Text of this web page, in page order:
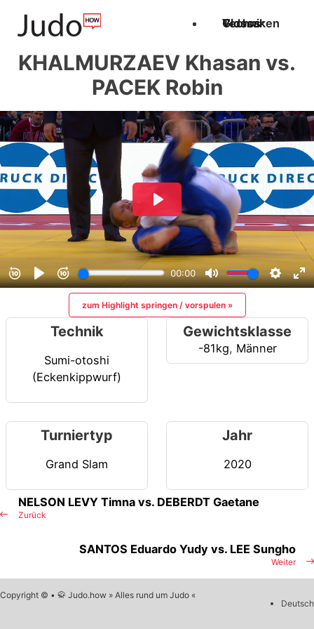
Techniken
Videos
Glossar
KHALMURZAEV Khasan vs.
PACEK Robin
zum Highlight springen / vorspulen »
Technik
Sumi-otoshi
(Eckenkippwurf)
Gewichtsklasse
-81kg, Männer
Turniertyp
Grand Slam
Jahr
2020
Zurück
NELSON LEVY Timna vs. DEBERDT Gaetane
Weiter
SANTOS Eduardo Yudy vs. LEE Sungho
Copyright © • 🥋 Judo.how » Alles rund um Judo «
Deutsch